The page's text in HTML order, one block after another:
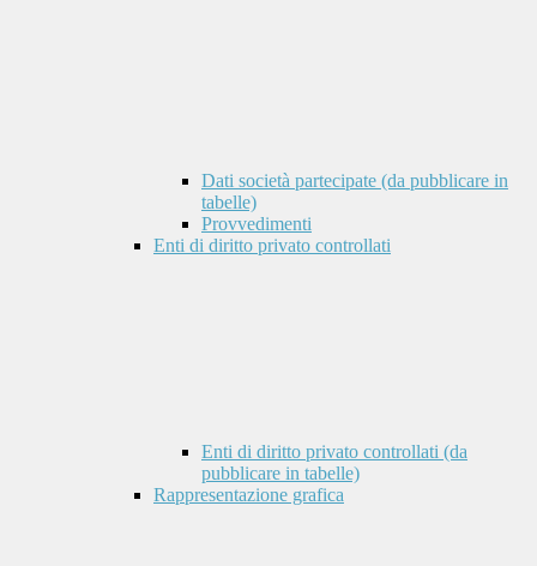
Dati società partecipate (da pubblicare in
tabelle)
Provvedimenti
Enti di diritto privato controllati
Enti di diritto privato controllati (da
pubblicare in tabelle)
Rappresentazione grafica